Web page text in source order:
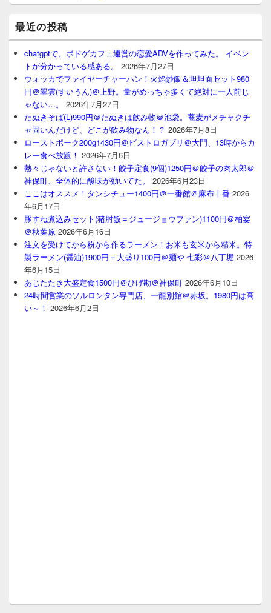
最近の投稿
chatgptで、ボドゲカフェ運営の恋愛ADVを作ってみた。 イベン
トが分かっている感ある。
2026年7月27日
ウォッカでファイヤーチャーハン！火焰炒飯＆坦坦面セット980
円＠翠雲(すいうん)＠上野。量がめっちゃ多くて絶対に一人前じ
ゃない…。
2026年7月27日
たぬきそば(L)990円＠たぬきは飲み物＠池袋。蕎麦がメチャクチ
ャ固いんだけど、どこが飲み物なん！？ 2026年7月8日
ローストポーク200g1430円＠ビストロガブリ＠大門、13時からカ
レー食べ放題！ 2026年7月6日
熱々じゃないと許さない！餃子定食(9個)1250円＠餃子の肉太郎＠
神保町、全体的に酸味が効いてた。
2026年6月23日
ここはオススメ！タンシチュー1400円＠一番館＠麻布十番 2026
年6月17日
豚すね煮込みセット(猪肘飯＝ジュージョウファン)1100円＠柏宴
＠秋葉原 2026年6月16日
注文を受けてから粉から作るラーメン！お米も玄米から精米。特
製ラーメン(醤油)1900円＋大盛り100円＠麺や 七彩＠八丁堀 2026
年6月15日
あじたたき大盛定食1500円＠ひげ勘＠神保町 2026年6月10日
24時間営業のソルロンタン専門店、一龍別館＠赤坂。1980円は高
い～！ 2026年6月2日